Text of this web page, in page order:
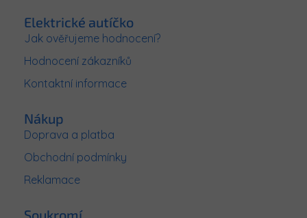
Elektrické autíčko
Jak ověřujeme hodnocení?
Hodnocení zákazníků
Kontaktní informace
Nákup
Doprava a platba
Obchodní podmínky
Reklamace